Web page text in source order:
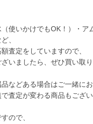
使いかけでもOK！）・ア
、
査定をしていますので、
いましたら、ぜひ買い取り
などある場合はご一緒にお
査定が変わる商品もござい
ので、